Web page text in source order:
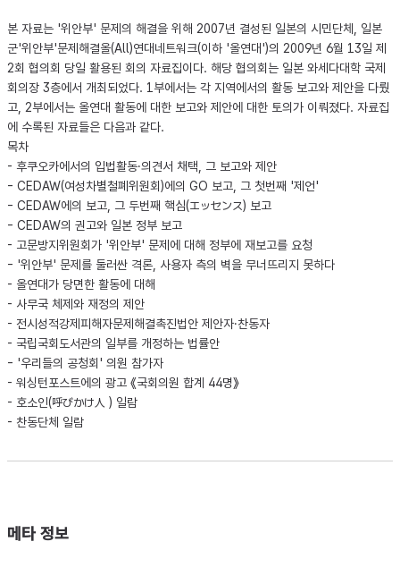
본 자료는 '위안부' 문제의 해결을 위해 2007년 결성된 일본의 시민단체, 일본
군'위안부'문제해결올(All)연대네트워크(이하 '올연대')의 2009년 6월 13일 제
2회 협의회 당일 활용된 회의 자료집이다. 해당 협의회는 일본 와세다대학 국제
회의장 3층에서 개최되었다. 1부에서는 각 지역에서의 활동 보고와 제안을 다뤘
고, 2부에서는 올연대 활동에 대한 보고와 제안에 대한 토의가 이뤄졌다. 자료집
에 수록된 자료들은 다음과 같다.
목차
- 후쿠오카에서의 입법활동·의견서 채택, 그 보고와 제안
- CEDAW(여성차별철폐위원회)에의 GO 보고, 그 첫번째 '제언'
- CEDAW에의 보고, 그 두번째 핵심(エッセンス) 보고
- CEDAW의 권고와 일본 정부 보고
- 고문방지위원회가 '위안부' 문제에 대해 정부에 재보고를 요청
- '위안부' 문제를 둘러싼 격론, 사용자 측의 벽을 무너뜨리지 못하다
- 올연대가 당면한 활동에 대해
- 사무국 체제와 재정의 제안
- 전시성적강제피해자문제해결촉진법안 제안자·찬동자
- 국립국회도서관의 일부를 개정하는 법률안
- '우리들의 공청회' 의원 참가자
- 워싱턴포스트에의 광고 《국회의원 합계 44명》
- 호소인(呼びかけ人 ) 일람
- 찬동단체 일람
메타 정보